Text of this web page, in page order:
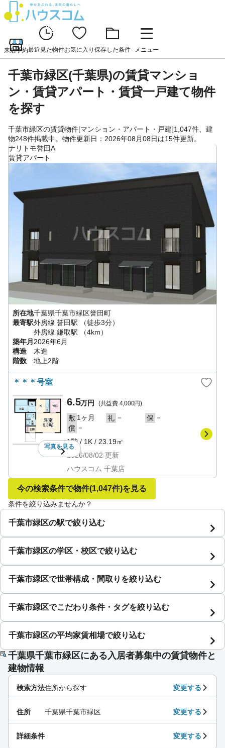
来店予約最近見た物件お気に入り 保存した条件 メニュー
千葉市緑区(千葉県)の賃貸マンショ
ン・賃貸アパート・賃貸一戸建て物件
を探す
千葉市緑区の賃貸物件[マンション・アパート・戸建]1,047件、建
物248件掲載中。物件更新日：2026年08月08日は15件更新。
ナリトモ誉田A
賃貸アパート
所在地千葉県千葉市緑区誉田町
最寄駅外房線 誉田駅
（徒歩3分）
外房線 鎌取駅
（4km）
築年月 2026年6月
構造
木造
階数
地上2階
＊＊＊号室
写真を見る
6.5万円 (共益費 4,000円)
敷 1ヶ月 礼 － 保 －
償 －
1階/ 1K / 23.19㎡
2026/08/02 更新
ハウスコム 千葉店
今の検索条件で物件(1,047件)を見る
条件を絞り込みませんか？
千葉市緑区の駅で絞り込む
千葉市緑区の学区・校区で絞り込む
千葉市緑区で世帯構成・間取りを絞り込む
千葉市緑区でこだわり条件・タグを絞り込む
千葉市緑区の平均家賃相場で絞り込む
千葉県千葉市緑区にある入居者募集中の賃貸物件と
建物情報
検索方法住所から探す 変更する
住所 千葉県千葉市緑区 変更する
詳細条件 変更する